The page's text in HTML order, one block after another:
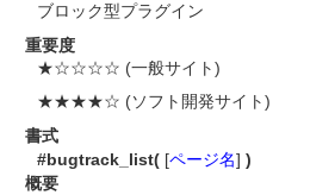
ブロック型プラグイン
重要度
★☆☆☆☆ (一般サイト)
★★★★☆ (ソフト開発サイト)
書式
#bugtrack_list( [ページ名] )
概要